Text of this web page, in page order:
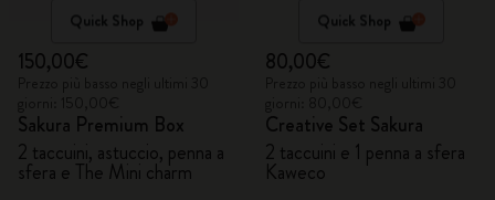
Quick Shop
150,00€
Sakura Premium Box
2 taccuini, astuccio, penna a
sfera e The Mini charm
Quick Shop
80,00€
Creative Set Sakura
2 taccuini e 1 penna a sfera
Kaweco